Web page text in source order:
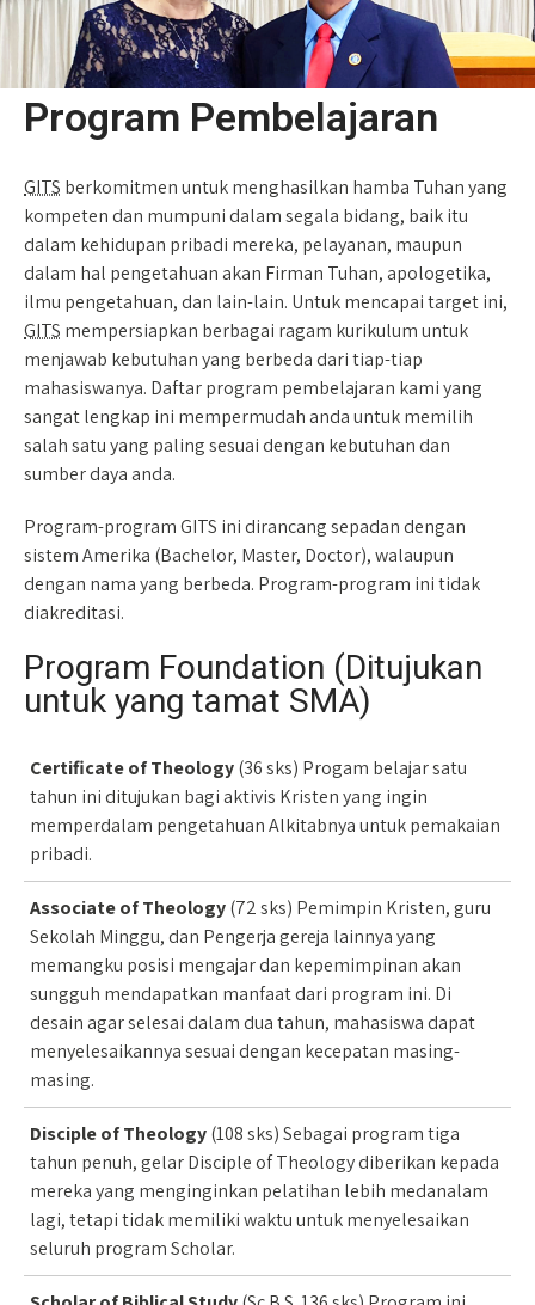
Program Pembelajaran
GITS berkomitmen untuk menghasilkan hamba Tuhan yang
kompeten dan mumpuni dalam segala bidang, baik itu
dalam kehidupan pribadi mereka, pelayanan, maupun
dalam hal pengetahuan akan Firman Tuhan, apologetika,
ilmu pengetahuan, dan lain-lain. Untuk mencapai target ini,
GITS mempersiapkan berbagai ragam kurikulum untuk
menjawab kebutuhan yang berbeda dari tiap-tiap
mahasiswanya. Daftar program pembelajaran kami yang
sangat lengkap ini mempermudah anda untuk memilih
salah satu yang paling sesuai dengan kebutuhan dan
sumber daya anda.
Program-program GITS ini dirancang sepadan dengan
sistem Amerika (Bachelor, Master, Doctor), walaupun
dengan nama yang berbeda. Program-program ini tidak
diakreditasi.
Program Foundation (Ditujukan
untuk yang tamat SMA)
Certificate of Theology(36 sks) Progam belajar satu
tahun ini ditujukan bagi aktivis Kristen yang ingin
memperdalam pengetahuan Alkitabnya untuk pemakaian
pribadi.
Associate of Theology(72 sks) Pemimpin Kristen, guru
Sekolah Minggu, dan Pengerja gereja lainnya yang
memangku posisi mengajar dan kepemimpinan akan
sungguh mendapatkan manfaat dari program ini. Di
desain agar selesai dalam dua tahun, mahasiswa dapat
menyelesaikannya sesuai dengan kecepatan masing-
masing.
Disciple of Theology(108 sks) Sebagai program tiga
tahun penuh, gelar Disciple of Theology diberikan kepada
mereka yang menginginkan pelatihan lebih medanalam
lagi, tetapi tidak memiliki waktu untuk menyelesaikan
seluruh program Scholar.